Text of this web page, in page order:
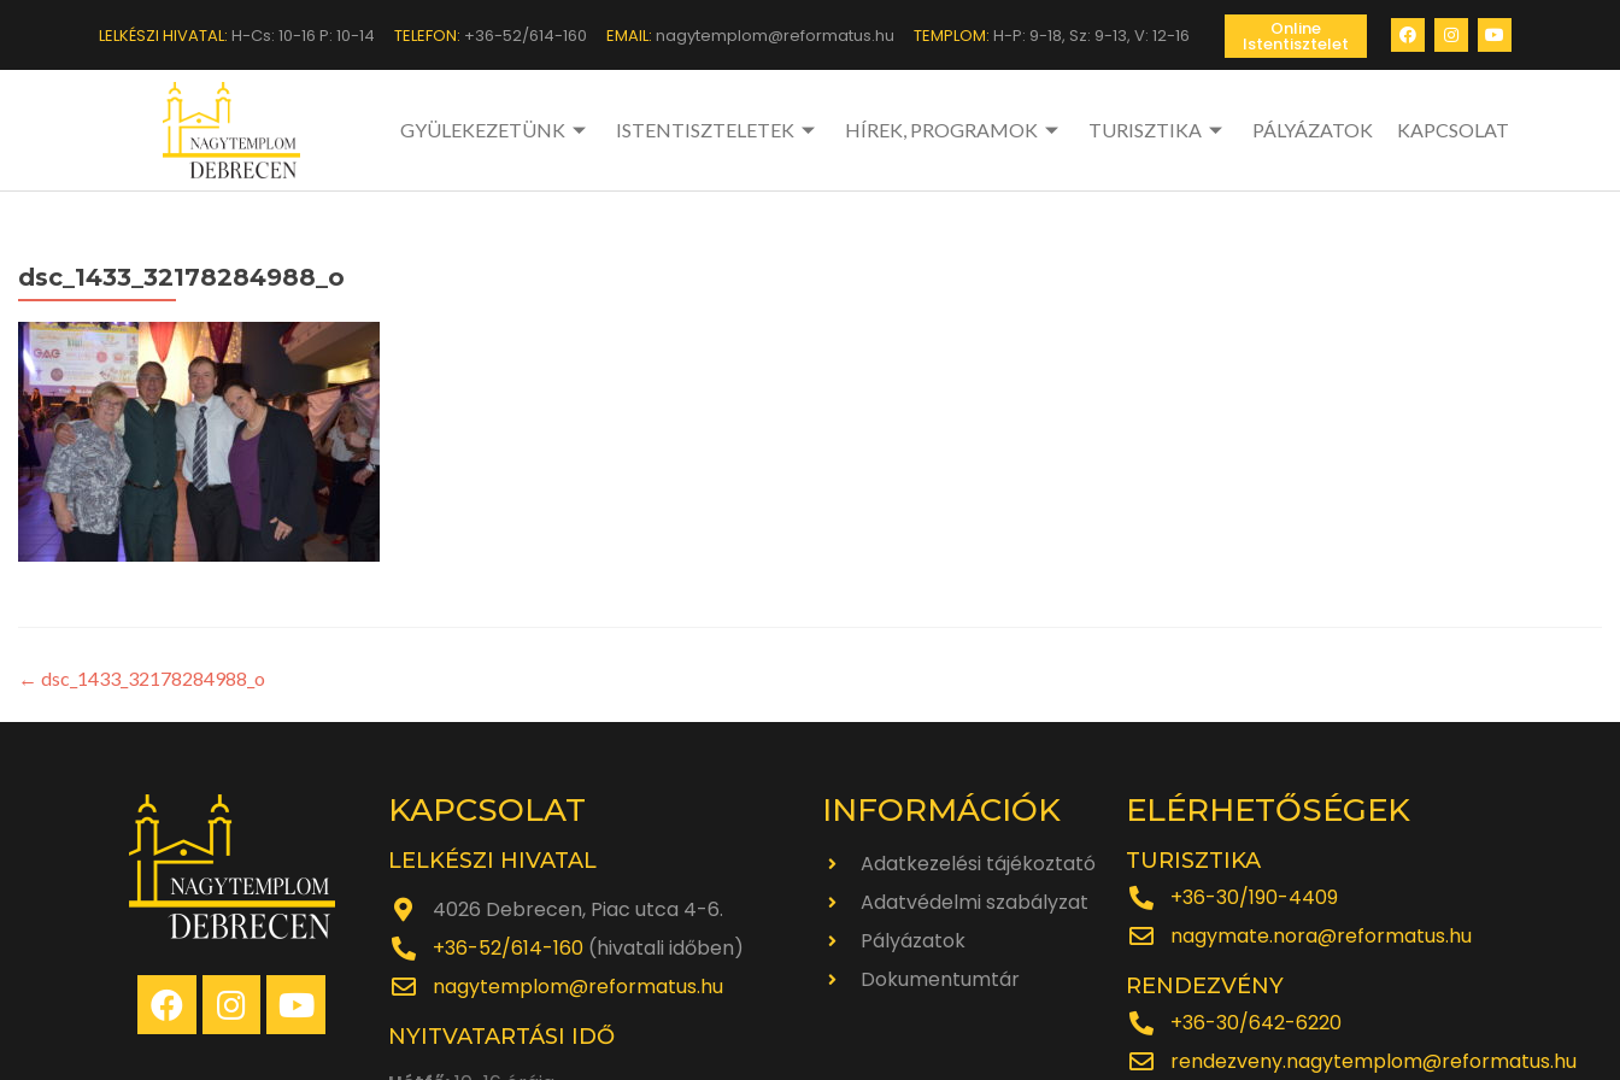
LELKÉSZI HIVATAL: H-Cs: 10-16 P: 10-14 TELEFON: +36-52/614-160 EMAIL: nagytemplom@reformatus.hu TEMPLOM: H-P: 9-18, Sz: 9-13, V: 12-16 Online
Istentisztelet
GYÜLEKEZETÜNK ISTENTISZTELETEK HÍREK, PROGRAMOK TURISZTIKA PÁLYÁZATOK KAPCSOLAT
dsc_1433_32178284988_o
← dsc_1433_32178284988_o
KAPCSOLAT
LELKÉSZI HIVATAL
4026 Debrecen, Piac utca 4-6.
+36-52/614-160 (hivatali időben)
nagytemplom@reformatus.hu
NYITVATARTÁSI IDŐ
INFORMÁCIÓK
Adatkezelési tájékoztató
Adatvédelmi szabályzat
Pályázatok
Dokumentumtár
ELÉRHETŐSÉGEK
TURISZTIKA
+36-30/190-4409
nagymate.nora@reformatus.hu
RENDEZVÉNY
+36-30/642-6220
rendezveny.nagytemplom@reformatus.hu